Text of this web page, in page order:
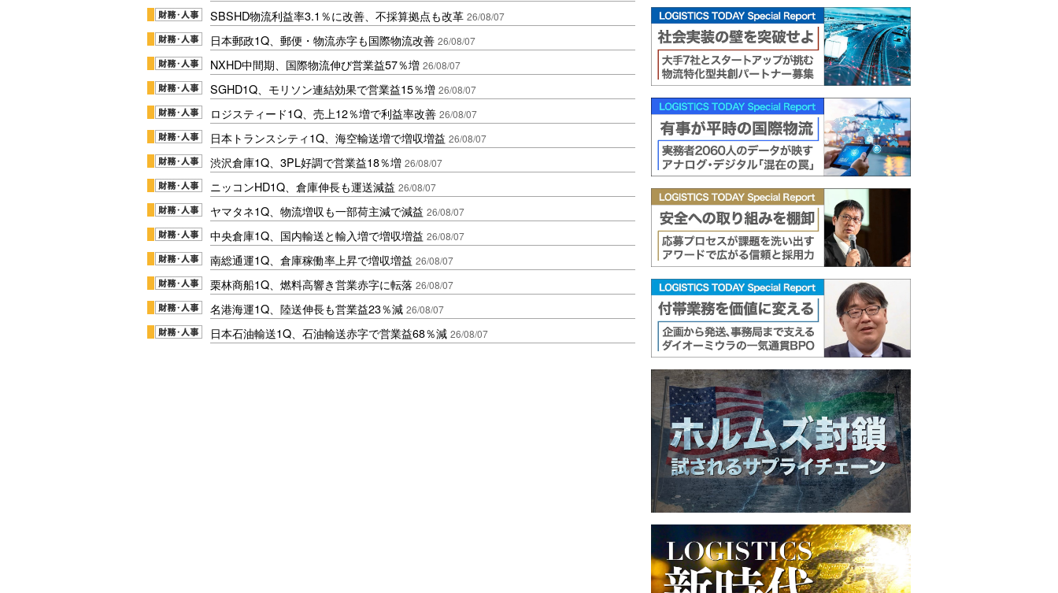
SBSHD物流利益率3.1％に改善、不採算拠点も改革 26/08/07
日本郵政1Q、郵便・物流赤字も国際物流改善 26/08/07
NXHD中間期、国際物流伸び営業益57％増 26/08/07
SGHD1Q、モリソン連結効果で営業益15％増 26/08/07
ロジスティード1Q、売上12％増で利益率改善 26/08/07
日本トランスシティ1Q、海空輸送増で増収増益 26/08/07
渋沢倉庫1Q、3PL好調で営業益18％増 26/08/07
ニッコンHD1Q、倉庫伸長も運送減益 26/08/07
ヤマタネ1Q、物流増収も一部荷主減で減益 26/08/07
中央倉庫1Q、国内輸送と輸入増で増収増益 26/08/07
南総通運1Q、倉庫稼働率上昇で増収増益 26/08/07
栗林商船1Q、燃料高響き営業赤字に転落 26/08/07
名港海運1Q、陸送伸長も営業益23％減 26/08/07
日本石油輸送1Q、石油輸送赤字で営業益68％減 26/08/07